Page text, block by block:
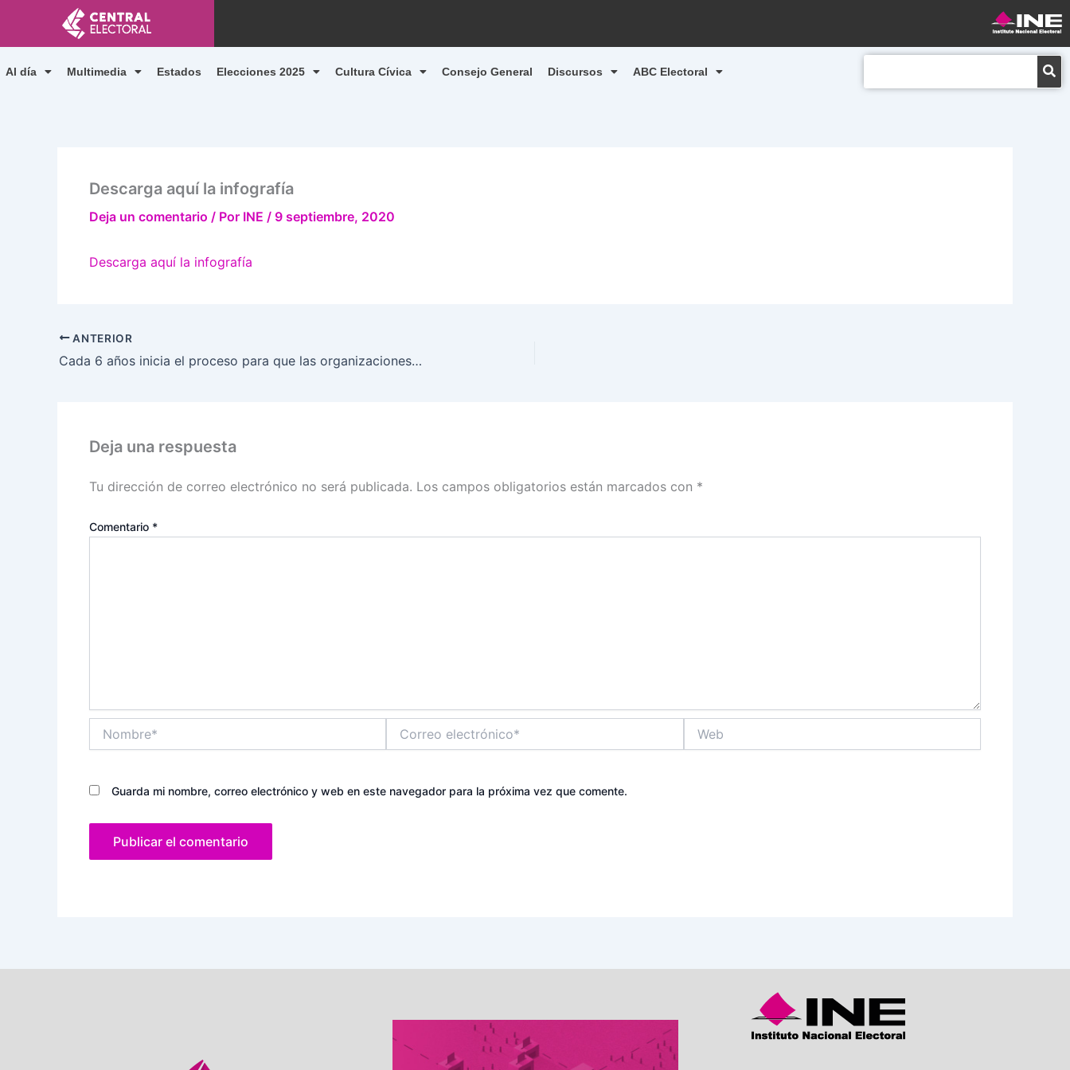
contenido
Al día Multimedia Estados Elecciones 2025 Cultura Cívica Consejo General Discursos ABC Electoral
Descarga aquí la infografía
Deja un comentario / Por INE / 9 septiembre, 2020
Descarga aquí la infografía
ANTERIOR
Cada 6 años inicia el proceso para que las organizaciones formen Partidos Políticos Nacionales
Deja una respuesta
Tu dirección de correo electrónico no será publicada. Los campos obligatorios están marcados con *
Comentario *
electrónico*
Guarda mi nombre, correo electrónico y web en este navegador para la próxima vez que comente.